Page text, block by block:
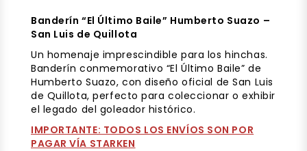
Banderín “El Último Baile” Humberto Suazo –
San Luis de Quillota
Un homenaje imprescindible para los hinchas.
Banderín conmemorativo “El Último Baile” de
Humberto Suazo, con diseño oficial de San Luis
de Quillota, perfecto para coleccionar o exhibir
el legado del goleador histórico.
IMPORTANTE: TODOS LOS ENVÍOS SON POR
PAGAR VÍA STARKEN